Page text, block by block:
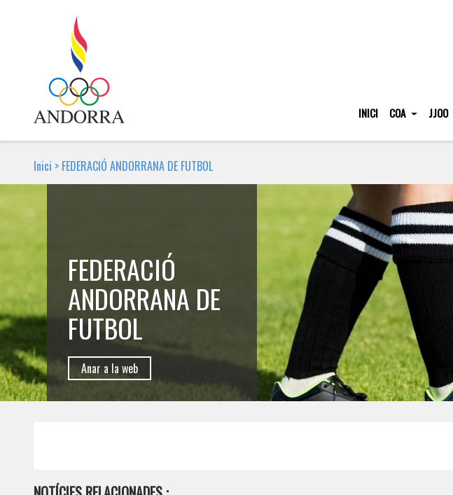
INICI COA JJOO
Inici > FEDERACIÓ ANDORRANA DE FUTBOL
FEDERACIÓ
ANDORRANA DE
FUTBOL
Anar a la web